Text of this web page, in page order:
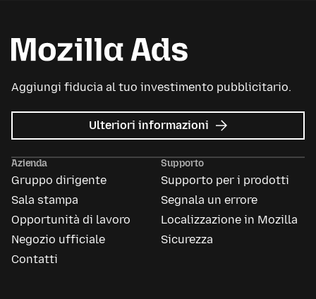
Aggiungi fiducia al tuo investimento pubblicitario.
Ulteriori informazioni su
Mozilla
Azienda
Gruppo dirigente
Sala stampa
Opportunità di lavoro
Negozio ufficiale
Contatti
Supporto
Supporto per i prodotti
Segnala un errore
Localizzazione in Mozilla
Sicurezza